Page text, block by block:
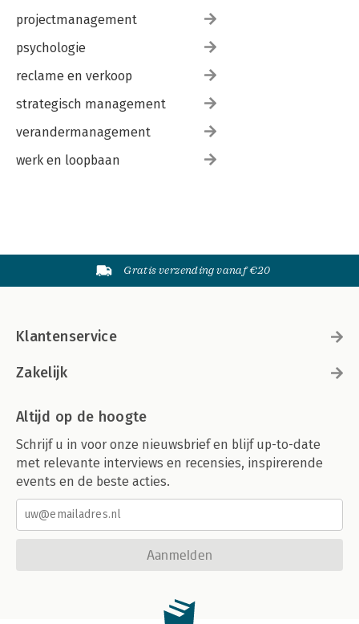
projectmanagement
psychologie
reclame en verkoop
strategisch management
verandermanagement
werk en loopbaan
Gratis verzending vanaf €20
Klantenservice
Zakelijk
Altijd op de hoogte
Schrijf u in voor onze nieuwsbrief en blijf up-to-date
met relevante interviews en recensies, inspirerende
events en de beste acties.
Aanmelden